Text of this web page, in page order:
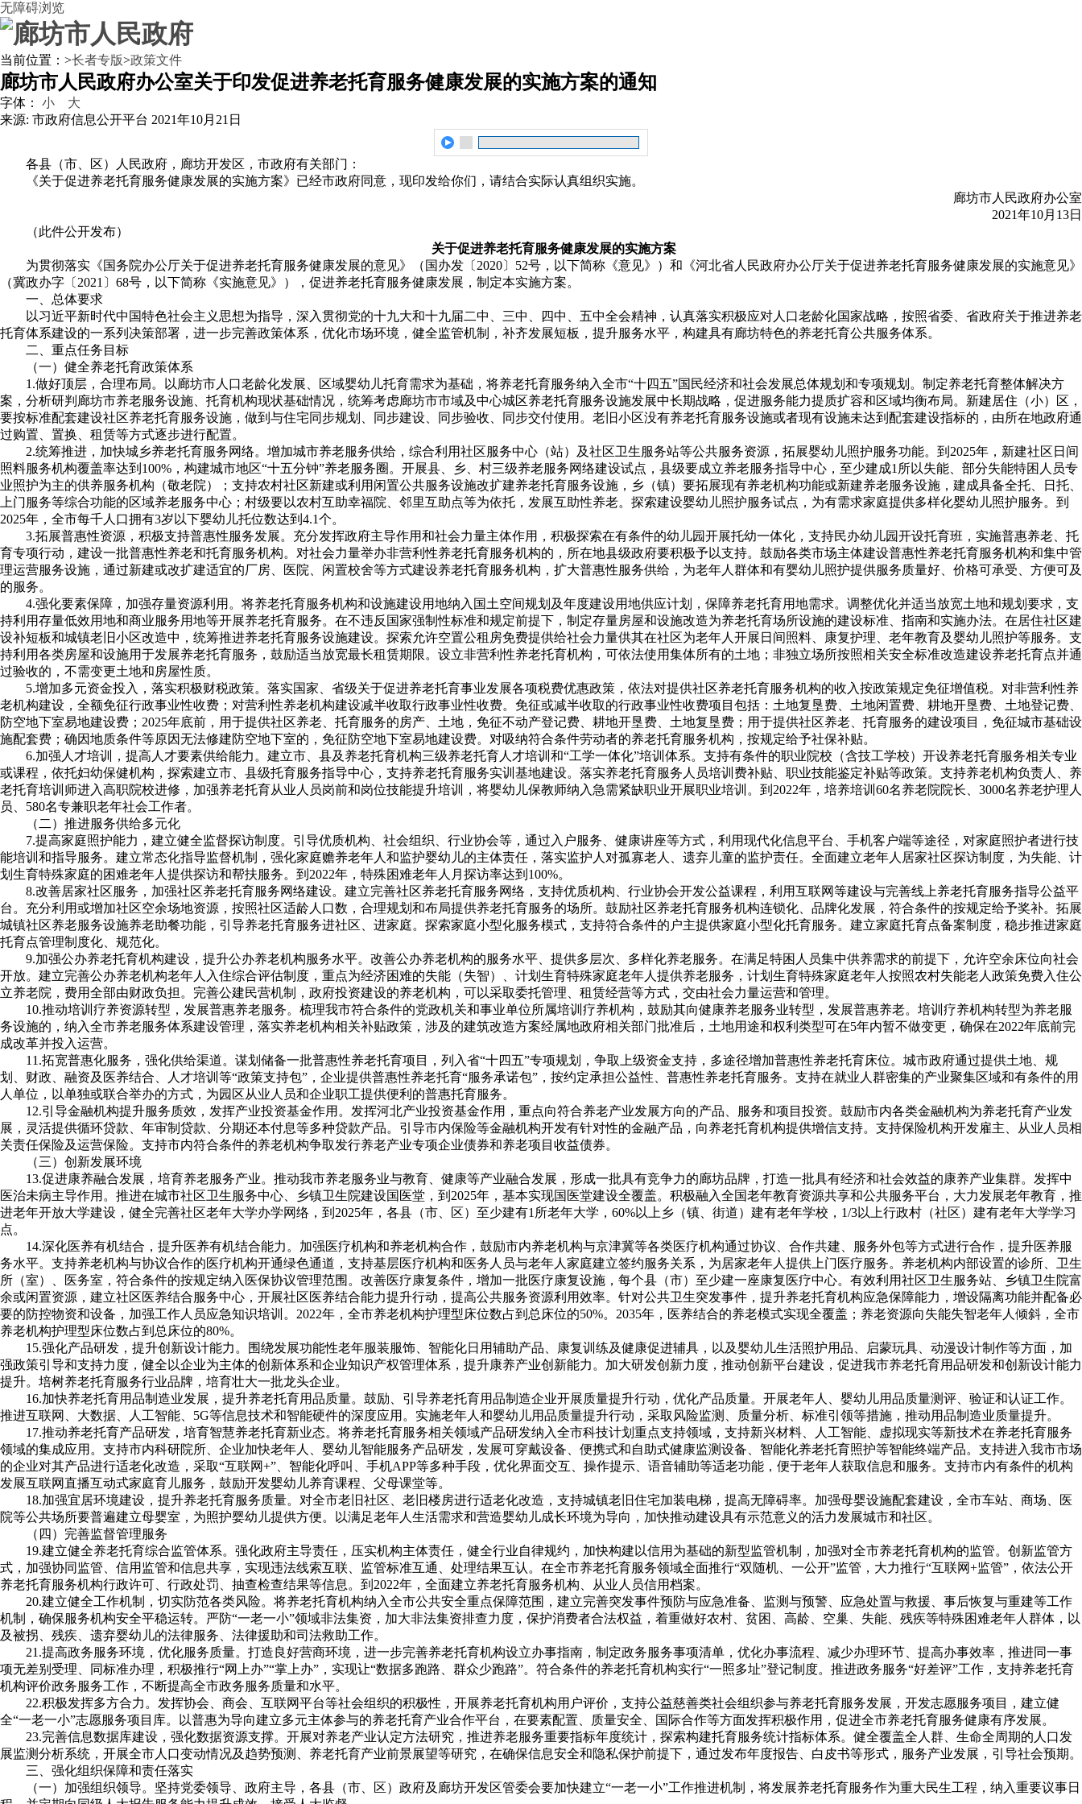
无障碍浏览
当前位置： >长者专版>政策文件
廊坊市人民政府办公室关于印发促进养老托育服务健康发展的实施方案的通知
字体： 小
大
来源: 市政府信息公开平台 2021年10月21日
各县（市、区）人民政府，廊坊开发区，市政府有关部门：
《关于促进养老托育服务健康发展的实施方案》已经市政府同意，现印发给你们，请结合实际认真组织实施。
廊坊市人民政府办公室
2021年10月13日
（此件公开发布）
关于促进养老托育服务健康发展的实施方案
为贯彻落实《国务院办公厅关于促进养老托育服务健康发展的意见》（国办发〔2020〕52号，以下简称《意见》）和《河北省人民政府办公厅关于促进养老托育服务健康发展的实施意见》
（冀政办字〔2021〕68号，以下简称《实施意见》），促进养老托育服务健康发展，制定本实施方案。
一、总体要求
以习近平新时代中国特色社会主义思想为指导，深入贯彻党的十九大和十九届二中、三中、四中、五中全会精神，认真落实积极应对人口老龄化国家战略，按照省委、省政府关于推进养老
托育体系建设的一系列决策部署，进一步完善政策体系，优化市场环境，健全监管机制，补齐发展短板，提升服务水平，构建具有廊坊特色的养老托育公共服务体系。
二、重点任务目标
（一）健全养老托育政策体系
1.做好顶层，合理布局。以廊坊市人口老龄化发展、区域婴幼儿托育需求为基础，将养老托育服务纳入全市“十四五”国民经济和社会发展总体规划和专项规划。制定养老托育整体解决方
案，分析研判廊坊市养老服务设施、托育机构现状基础情况，统筹考虑廊坊市市域及中心城区养老托育服务设施发展中长期战略，促进服务能力提质扩容和区域均衡布局。新建居住（小）区，
要按标准配套建设社区养老托育服务设施，做到与住宅同步规划、同步建设、同步验收、同步交付使用。老旧小区没有养老托育服务设施或者现有设施未达到配套建设指标的，由所在地政府通
过购置、置换、租赁等方式逐步进行配置。
2.统筹推进，加快城乡养老托育服务网络。增加城市养老服务供给，综合利用社区服务中心（站）及社区卫生服务站等公共服务资源，拓展婴幼儿照护服务功能。到2025年，新建社区日间
照料服务机构覆盖率达到100%，构建城市地区“十五分钟”养老服务圈。开展县、乡、村三级养老服务网络建设试点，县级要成立养老服务指导中心，至少建成1所以失能、部分失能特困人员专
业照护为主的供养服务机构（敬老院）；支持农村社区新建或利用闲置公共服务设施改扩建养老托育服务设施，乡（镇）要拓展现有养老机构功能或新建养老服务设施，建成具备全托、日托、
上门服务等综合功能的区域养老服务中心；村级要以农村互助幸福院、邻里互助点等为依托，发展互助性养老。探索建设婴幼儿照护服务试点，为有需求家庭提供多样化婴幼儿照护服务。到
2025年，全市每千人口拥有3岁以下婴幼儿托位数达到4.1个。
3.拓展普惠性资源，积极支持普惠性服务发展。充分发挥政府主导作用和社会力量主体作用，积极探索在有条件的幼儿园开展托幼一体化，支持民办幼儿园开设托育班，实施普惠养老、托
育专项行动，建设一批普惠性养老和托育服务机构。对社会力量举办非营利性养老托育服务机构的，所在地县级政府要积极予以支持。鼓励各类市场主体建设普惠性养老托育服务机构和集中管
理运营服务设施，通过新建或改扩建适宜的厂房、医院、闲置校舍等方式建设养老托育服务机构，扩大普惠性服务供给，为老年人群体和有婴幼儿照护提供服务质量好、价格可承受、方便可及
的服务。
4.强化要素保障，加强存量资源利用。将养老托育服务机构和设施建设用地纳入国土空间规划及年度建设用地供应计划，保障养老托育用地需求。调整优化并适当放宽土地和规划要求，支
持利用存量低效用地和商业服务用地等开展养老托育服务。在不违反国家强制性标准和规定前提下，制定存量房屋和设施改造为养老托育场所设施的建设标准、指南和实施办法。在居住社区建
设补短板和城镇老旧小区改造中，统筹推进养老托育服务设施建设。探索允许空置公租房免费提供给社会力量供其在社区为老年人开展日间照料、康复护理、老年教育及婴幼儿照护等服务。支
持利用各类房屋和设施用于发展养老托育服务，鼓励适当放宽最长租赁期限。设立非营利性养老托育机构，可依法使用集体所有的土地；非独立场所按照相关安全标准改造建设养老托育点并通
过验收的，不需变更土地和房屋性质。
5.增加多元资金投入，落实积极财税政策。落实国家、省级关于促进养老托育事业发展各项税费优惠政策，依法对提供社区养老托育服务机构的收入按政策规定免征增值税。对非营利性养
老机构建设，全额免征行政事业性收费；对营利性养老机构建设减半收取行政事业性收费。免征或减半收取的行政事业性收费项目包括：土地复垦费、土地闲置费、耕地开垦费、土地登记费、
防空地下室易地建设费；2025年底前，用于提供社区养老、托育服务的房产、土地，免征不动产登记费、耕地开垦费、土地复垦费；用于提供社区养老、托育服务的建设项目，免征城市基础设
施配套费；确因地质条件等原因无法修建防空地下室的，免征防空地下室易地建设费。对吸纳符合条件劳动者的养老托育服务机构，按规定给予社保补贴。
6.加强人才培训，提高人才要素供给能力。建立市、县及养老托育机构三级养老托育人才培训和“工学一体化”培训体系。支持有条件的职业院校（含技工学校）开设养老托育服务相关专业
或课程，依托妇幼保健机构，探索建立市、县级托育服务指导中心，支持养老托育服务实训基地建设。落实养老托育服务人员培训费补贴、职业技能鉴定补贴等政策。支持养老机构负责人、养
老托育培训师进入高职院校进修，加强养老托育从业人员岗前和岗位技能提升培训，将婴幼儿保教师纳入急需紧缺职业开展职业培训。到2022年，培养培训60名养老院院长、3000名养老护理人
员、580名专兼职老年社会工作者。
（二）推进服务供给多元化
7.提高家庭照护能力，建立健全监督探访制度。引导优质机构、社会组织、行业协会等，通过入户服务、健康讲座等方式，利用现代化信息平台、手机客户端等途径，对家庭照护者进行技
能培训和指导服务。建立常态化指导监督机制，强化家庭赡养老年人和监护婴幼儿的主体责任，落实监护人对孤寡老人、遗弃儿童的监护责任。全面建立老年人居家社区探访制度，为失能、计
划生育特殊家庭的困难老年人提供探访和帮扶服务。到2022年，特殊困难老年人月探访率达到100%。
8.改善居家社区服务，加强社区养老托育服务网络建设。建立完善社区养老托育服务网络，支持优质机构、行业协会开发公益课程，利用互联网等建设与完善线上养老托育服务指导公益平
台。充分利用或增加社区空余场地资源，按照社区适龄人口数，合理规划和布局提供养老托育服务的场所。鼓励社区养老托育服务机构连锁化、品牌化发展，符合条件的按规定给予奖补。拓展
城镇社区养老服务设施养老助餐功能，引导养老托育服务进社区、进家庭。探索家庭小型化服务模式，支持符合条件的户主提供家庭小型化托育服务。建立家庭托育点备案制度，稳步推进家庭
托育点管理制度化、规范化。
9.加强公办养老托育机构建设，提升公办养老机构服务水平。改善公办养老机构的服务水平、提供多层次、多样化养老服务。在满足特困人员集中供养需求的前提下，允许空余床位向社会
开放。建立完善公办养老机构老年人入住综合评估制度，重点为经济困难的失能（失智）、计划生育特殊家庭老年人提供养老服务，计划生育特殊家庭老年人按照农村失能老人政策免费入住公
立养老院，费用全部由财政负担。完善公建民营机制，政府投资建设的养老机构，可以采取委托管理、租赁经营等方式，交由社会力量运营和管理。
10.推动培训疗养资源转型，发展普惠养老服务。梳理我市符合条件的党政机关和事业单位所属培训疗养机构，鼓励其向健康养老服务业转型，发展普惠养老。培训疗养机构转型为养老服
务设施的，纳入全市养老服务体系建设管理，落实养老机构相关补贴政策，涉及的建筑改造方案经属地政府相关部门批准后，土地用途和权利类型可在5年内暂不做变更，确保在2022年底前完
成改革并投入运营。
11.拓宽普惠化服务，强化供给渠道。谋划储备一批普惠性养老托育项目，列入省“十四五”专项规划，争取上级资金支持，多途径增加普惠性养老托育床位。城市政府通过提供土地、规
划、财政、融资及医养结合、人才培训等“政策支持包”，企业提供普惠性养老托育“服务承诺包”，按约定承担公益性、普惠性养老托育服务。支持在就业人群密集的产业聚集区域和有条件的用
人单位，以单独或联合举办的方式，为园区从业人员和企业职工提供便利的普惠托育服务。
12.引导金融机构提升服务质效，发挥产业投资基金作用。发挥河北产业投资基金作用，重点向符合养老产业发展方向的产品、服务和项目投资。鼓励市内各类金融机构为养老托育产业发
展，灵活提供循环贷款、年审制贷款、分期还本付息等多种贷款产品。引导市内保险等金融机构开发有针对性的金融产品，向养老托育机构提供增信支持。支持保险机构开发雇主、从业人员相
关责任保险及运营保险。支持市内符合条件的养老机构争取发行养老产业专项企业债券和养老项目收益债券。
（三）创新发展环境
13.促进康养融合发展，培育养老服务产业。推动我市养老服务业与教育、健康等产业融合发展，形成一批具有竞争力的廊坊品牌，打造一批具有经济和社会效益的康养产业集群。发挥中
医治未病主导作用。推进在城市社区卫生服务中心、乡镇卫生院建设国医堂，到2025年，基本实现国医堂建设全覆盖。积极融入全国老年教育资源共享和公共服务平台，大力发展老年教育，推
进老年开放大学建设，健全完善社区老年大学办学网络，到2025年，各县（市、区）至少建有1所老年大学，60%以上乡（镇、街道）建有老年学校，1/3以上行政村（社区）建有老年大学学习
点。
14.深化医养有机结合，提升医养有机结合能力。加强医疗机构和养老机构合作，鼓励市内养老机构与京津冀等各类医疗机构通过协议、合作共建、服务外包等方式进行合作，提升医养服
务水平。支持养老机构与协议合作的医疗机构开通绿色通道，支持基层医疗机构和医务人员与老年人家庭建立签约服务关系，为居家老年人提供上门医疗服务。养老机构内部设置的诊所、卫生
所（室）、医务室，符合条件的按规定纳入医保协议管理范围。改善医疗康复条件，增加一批医疗康复设施，每个县（市）至少建一座康复医疗中心。有效利用社区卫生服务站、乡镇卫生院富
余或闲置资源，建立社区医养结合服务中心，开展社区医养结合能力提升行动，提高公共服务资源利用效率。针对公共卫生突发事件，提升养老托育机构应急保障能力，增设隔离功能并配备必
要的防控物资和设备，加强工作人员应急知识培训。2022年，全市养老机构护理型床位数占到总床位的50%。2035年，医养结合的养老模式实现全覆盖；养老资源向失能失智老年人倾斜，全市
养老机构护理型床位数占到总床位的80%。
15.强化产品研发，提升创新设计能力。围绕发展功能性老年服装服饰、智能化日用辅助产品、康复训练及健康促进辅具，以及婴幼儿生活照护用品、启蒙玩具、动漫设计制作等方面，加
强政策引导和支持力度，健全以企业为主体的创新体系和企业知识产权管理体系，提升康养产业创新能力。加大研发创新力度，推动创新平台建设，促进我市养老托育用品研发和创新设计能力
提升。培树养老托育服务行业品牌，培育壮大一批龙头企业。
16.加快养老托育用品制造业发展，提升养老托育用品质量。鼓励、引导养老托育用品制造企业开展质量提升行动，优化产品质量。开展老年人、婴幼儿用品质量测评、验证和认证工作。
推进互联网、大数据、人工智能、5G等信息技术和智能硬件的深度应用。实施老年人和婴幼儿用品质量提升行动，采取风险监测、质量分析、标准引领等措施，推动用品制造业质量提升。
17.推动养老托育产品研发，培育智慧养老托育新业态。将养老托育服务相关领域产品研发纳入全市科技计划重点支持领域，支持新兴材料、人工智能、虚拟现实等新技术在养老托育服务
领域的集成应用。支持市内科研院所、企业加快老年人、婴幼儿智能服务产品研发，发展可穿戴设备、便携式和自助式健康监测设备、智能化养老托育照护等智能终端产品。支持进入我市市场
的企业对其产品进行适老化改造，采取“互联网+”、智能化呼叫、手机APP等多种手段，优化界面交互、操作提示、语音辅助等适老功能，便于老年人获取信息和服务。支持市内有条件的机构
发展互联网直播互动式家庭育儿服务，鼓励开发婴幼儿养育课程、父母课堂等。
18.加强宜居环境建设，提升养老托育服务质量。对全市老旧社区、老旧楼房进行适老化改造，支持城镇老旧住宅加装电梯，提高无障碍率。加强母婴设施配套建设，全市车站、商场、医
院等公共场所要普遍建立母婴室，为照护婴幼儿提供方便。以满足老年人生活需求和营造婴幼儿成长环境为导向，加快推动建设具有示范意义的活力发展城市和社区。
（四）完善监督管理服务
19.建立健全养老托育综合监管体系。强化政府主导责任，压实机构主体责任，健全行业自律规约，加快构建以信用为基础的新型监管机制，加强对全市养老托育机构的监管。创新监管方
式，加强协同监管、信用监管和信息共享，实现违法线索互联、监管标准互通、处理结果互认。在全市养老托育服务领域全面推行“双随机、一公开”监管，大力推行“互联网+监管”，依法公开
养老托育服务机构行政许可、行政处罚、抽查检查结果等信息。到2022年，全面建立养老托育服务机构、从业人员信用档案。
20.建立健全工作机制，切实防范各类风险。将养老托育机构纳入全市公共安全重点保障范围，建立完善突发事件预防与应急准备、监测与预警、应急处置与救援、事后恢复与重建等工作
机制，确保服务机构安全平稳运转。严防“一老一小”领域非法集资，加大非法集资排查力度，保护消费者合法权益，着重做好农村、贫困、高龄、空巢、失能、残疾等特殊困难老年人群体，以
及被拐、残疾、遗弃婴幼儿的法律服务、法律援助和司法救助工作。
21.提高政务服务环境，优化服务质量。打造良好营商环境，进一步完善养老托育机构设立办事指南，制定政务服务事项清单，优化办事流程、减少办理环节、提高办事效率，推进同一事
项无差别受理、同标准办理，积极推行“网上办”“掌上办”，实现让“数据多跑路、群众少跑路”。符合条件的养老托育机构实行“一照多址”登记制度。推进政务服务“好差评”工作，支持养老托育
机构评价政务服务工作，不断提高全市政务服务质量和水平。
22.积极发挥多方合力。发挥协会、商会、互联网平台等社会组织的积极性，开展养老托育机构用户评价，支持公益慈善类社会组织参与养老托育服务发展，开发志愿服务项目，建立健
全“一老一小”志愿服务项目库。以普惠为导向建立多元主体参与的养老托育产业合作平台，在要素配置、质量安全、国际合作等方面发挥积极作用，促进全市养老托育服务健康有序发展。
23.完善信息数据库建设，强化数据资源支撑。开展对养老产业认定方法研究，推进养老服务重要指标年度统计，探索构建托育服务统计指标体系。健全覆盖全人群、生命全周期的人口发
展监测分析系统，开展全市人口变动情况及趋势预测、养老托育产业前景展望等研究，在确保信息安全和隐私保护前提下，通过发布年度报告、白皮书等形式，服务产业发展，引导社会预期。
三、强化组织保障和责任落实
（一）加强组织领导。坚持党委领导、政府主导，各县（市、区）政府及廊坊开发区管委会要加快建立“一老一小”工作推进机制，将发展养老托育服务作为重大民生工程，纳入重要议事日